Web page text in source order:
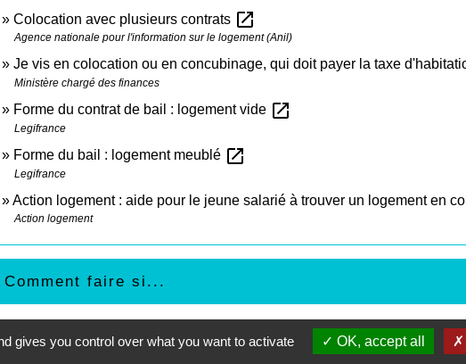
Colocation avec plusieurs contrats open_in_new
Agence nationale pour l'information sur le logement (Anil)
Je vis en colocation ou en concubinage, qui doit payer la taxe
Ministère chargé des finances
Forme du contrat de bail : logement vide open_in_new
Legifrance
Forme du bail : logement meublé open_in_new
Legifrance
Action logement : aide pour le jeune salarié à trouver un logement en
Action logement
Comment faire si...
gives you control over what you want to activate OK, accept all